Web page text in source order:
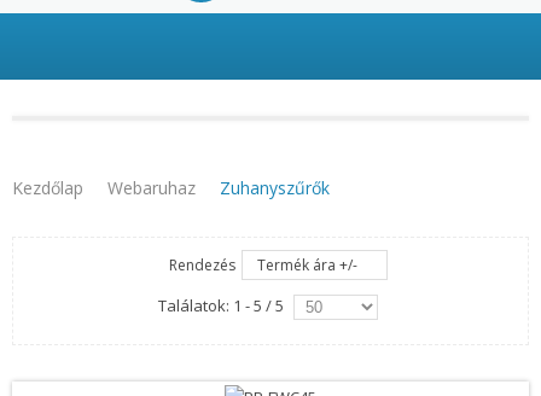
Kezdőlap Webaruhaz Zuhanyszűrők
Rendezés Termék ára +/-
Találatok: 1 - 5 / 5